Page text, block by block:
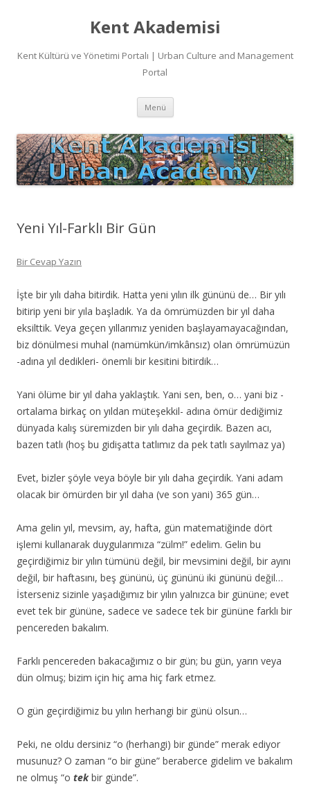
Kent Akademisi
Kent Kültürü ve Yönetimi Portalı | Urban Culture and Management
Portal
Menü İçeriğe
Yeni Yıl-Farklı Bir Gün
Bir Cevap Yazın
İşte bir yılı daha bitirdik. Hatta yeni yılın ilk gününü de… Bir yılı
bitirip yeni bir yıla başladık. Ya da ömrümüzden bir yıl daha
eksilttik. Veya geçen yıllarımız yeniden başlayamayacağından,
biz dönülmesi muhal (namümkün/imkânsız) olan ömrümüzün
-adına yıl dedikleri- önemli bir kesitini bitirdik…
Yani ölüme bir yıl daha yaklaştık. Yani sen, ben, o… yani biz -
ortalama birkaç on yıldan müteşekkil- adına ömür dediğimiz
dünyada kalış süremizden bir yılı daha geçirdik. Bazen acı,
bazen tatlı (hoş bu gidişatta tatlımız da pek tatlı sayılmaz ya)
Evet, bizler şöyle veya böyle bir yılı daha geçirdik. Yani adam
olacak bir ömürden bir yıl daha (ve son yani) 365 gün…
Ama gelin yıl, mevsim, ay, hafta, gün matematiğinde dört
işlemi kullanarak duygularımıza “zülm!” edelim. Gelin bu
geçirdiğimiz bir yılın tümünü değil, bir mevsimini değil, bir ayını
değil, bir haftasını, beş gününü, üç gününü iki gününü değil…
İsterseniz sizinle yaşadığımız bir yılın yalnızca bir gününe; evet
evet tek bir gününe, sadece ve sadece tek bir gününe farklı bir
pencereden bakalım.
Farklı pencereden bakacağımız o bir gün; bu gün, yarın veya
dün olmuş; bizim için hiç ama hiç fark etmez.
O gün geçirdiğimiz bu yılın herhangi bir günü olsun…
Peki, ne oldu dersiniz “o (herhangi) bir günde” merak ediyor
musunuz? O zaman “o bir güne” beraberce gidelim ve bakalım
ne olmuş “o tekbir günde”.